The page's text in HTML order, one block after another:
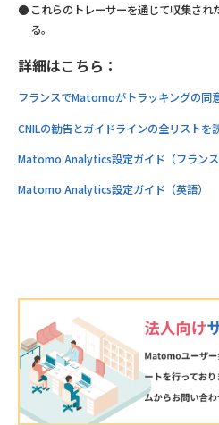
これらのトレーサーを通じて収集され
る。
詳細はこちら：
フランスでMatomoがトラッキングの同
CNILの勧告とガイドラインの全リストを
Matomo Analytics設定ガイド（フランス
Matomo Analytics設定ガイド（英語）